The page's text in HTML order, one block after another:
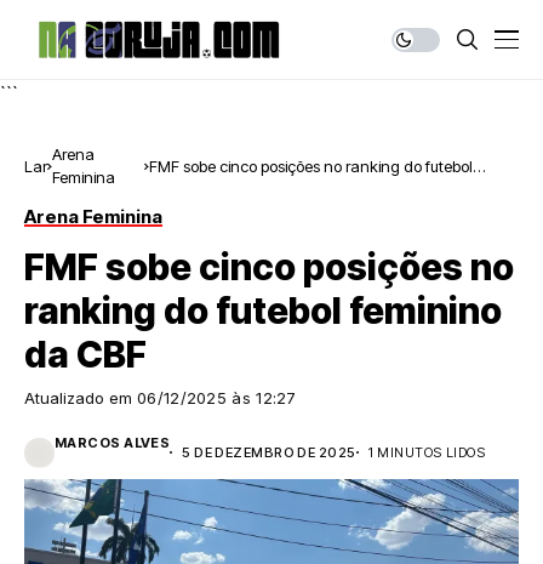
```
Lar
Arena
Feminina
FMF sobe cinco posições no ranking do futebol
Arena Feminina
FMF sobe cinco posições no
ranking do futebol feminino
da CBF
Atualizado em 06/12/2025 às 12:27
MARCOS ALVES
5 DE DEZEMBRO DE 2025 1 MINUTOS LIDOS